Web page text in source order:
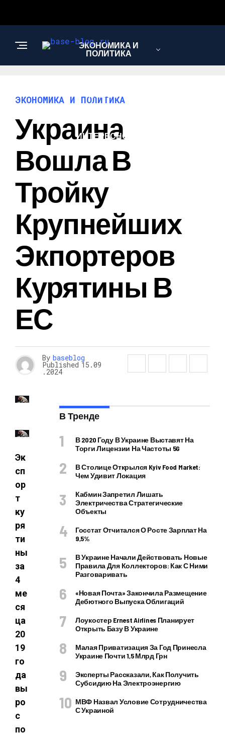
ЭКОНОМИКА И
ПОЛИТИКА
НОВОСТИ
ИНТЕРЕСНОЕ И
ЭКОНОМИКА И ПОЛИТИКА
Украина
Вошла В
Тройку
Крупнейших
Экпортеров
Курятины В
ЕС
By baseblog
Published 15.09
.2024
Эк
сп
ор
т
ку
ря
ти
ны
за
4
ме
ся
ца
20
19
го
да
вы
ро
с
по
В Тренде
В 2020 Году В Украине Выставят На
Торги Лицензии На Частоты 5G
В Столице Открылся Kyiv Food Market:
Чем Удивит Локация
Кабмин Запретил Лишать
Электричества Стратегические
Объекты
Госстат Отчитался О Росте Зарплат На
9,5%
В Украине Начали Действовать Новые
Правила Для Коллекторов: Как С Ними
Разговаривать
«Новая Почта» Закончила Размещение
Дебютного Выпуска Облигаций
Лоукостер Ernest Airlines Планирует
Открыть Базу В Украине
Малая Приватизация За Год Принесла
Украине Почти 1,5 Млрд Грн
Эксперты Рассказали, Как Получить
Субсидию На Электроэнергию
МВФ Назвал Условие Сотрудничества
С Украиной